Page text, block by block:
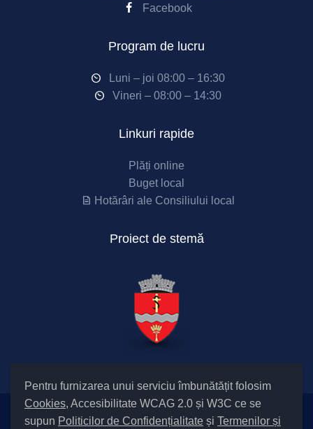
Pentru furnizarea unui serviciu îmbunătățit folosim
Cookies, Accesibilitate WCAG 2.0 și W3C ce se
supun Politicilor de Confidențialitate și Termenilor și
Facebook
Program de lucru
Luni – joi 08:00 – 16:30
Vineri – 08:00 – 14:30
Linkuri rapide
Plăți online
Buget local
Hotărâri ale Consiliului local
Proiect de stemă
Setări Cookies și Accesibilitate